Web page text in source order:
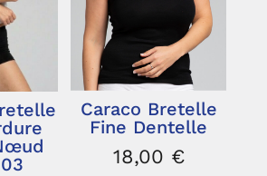
Caraco Bretelle
Fine Dentelle
18,00 €